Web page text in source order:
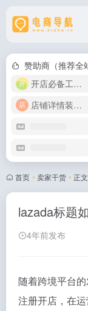
赞助商（推荐全
开店必备工具箱
店铺详情装修模版
首页 • 卖家干货 • 正文
lazada标题
4年前发布
随着跨境平台
注册开店，在